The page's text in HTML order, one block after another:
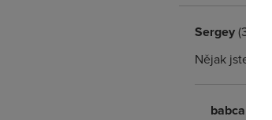
Sergey
Nějak jste
babca